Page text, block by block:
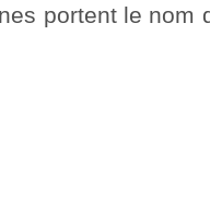
portent le